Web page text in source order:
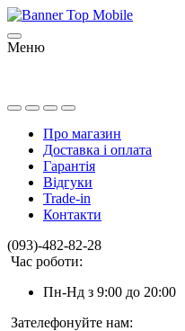
Меню
Про магазин
Доставка і оплата
Гарантія
Відгуки
Trade-in
Контакти
(093)-482-82-28
Час роботи:
Пн-Нд з 9:00 до 20:00
Зателефонуйте нам: